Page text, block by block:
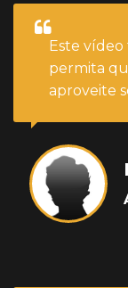
Este
permita
aproveite